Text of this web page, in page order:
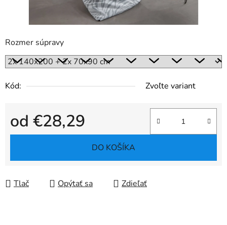
Rozmer súpravy
Kód: Zvoľte variant
od €28,29
Jednotková cena:
DO KOŠÍKA
Tlač Opýtať sa Zdieľať